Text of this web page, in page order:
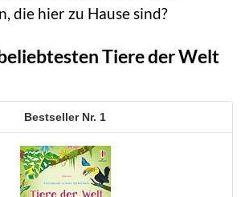
die hier zu Hause sind?
Tiere der Welt
1